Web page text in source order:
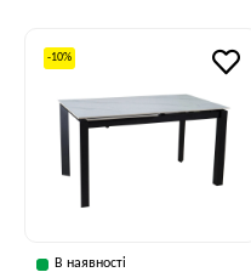
-10%
В наявності